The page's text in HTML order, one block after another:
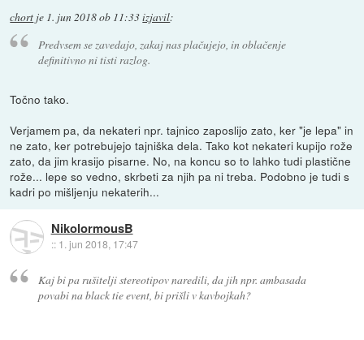
chort je 1. jun 2018 ob 11:33izjavil:
Predvsem se zavedajo, zakaj nas plačujejo, in oblačenje
definitivno ni tisti razlog.
Točno tako.
Verjamem pa, da nekateri npr. tajnico zaposlijo zato, ker "je lepa" in
ne zato, ker potrebujejo tajniška dela. Tako kot nekateri kupijo rože
zato, da jim krasijo pisarne. No, na koncu so to lahko tudi plastične
rože... lepe so vedno, skrbeti za njih pa ni treba. Podobno je tudi s
kadri po mišljenju nekaterih...
NikolormousB
:: 1. jun 2018, 17:47
Kaj bi pa rušitelji stereotipov naredili, da jih npr. ambasada
povabi na black tie event, bi prišli v kavbojkah?